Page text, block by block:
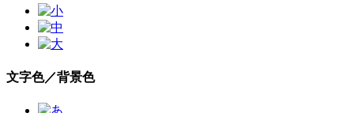
文字色／背景色